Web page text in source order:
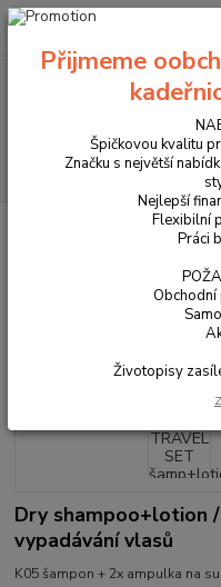
VŠECHNY PRODUKTY
K05 -
Dry shampoo+lotion
vypadávání vlasů
K05 šampon + 2x ampulka na
Přijmeme
Špičkovou kvalitu
Značku s největší
Nejlepší
Flexibilní
Práci
Životopisy